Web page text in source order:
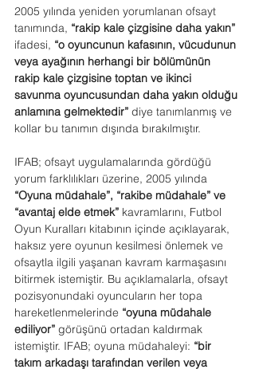
2005 yılında yeniden yorumlanan ofsayt
tanımında, “rakip kale çizgisine daha yakın”
ifadesi, “o oyuncunun kafasının, vücudunun
veya ayağının herhangi bir bölümünün
rakip kale çizgisine toptan ve ikinci
savunma oyuncusundan daha yakın olduğu
anlamına gelmektedir” diye tanımlanmış ve
kollar bu tanımın dışında bırakılmıştır.
IFAB; ofsayt uygulamalarında gördüğü
yorum farklılıkları üzerine, 2005 yılında
“Oyuna müdahale”, “rakibe müdahale” ve
“avantaj elde etmek” kavramlarını, Futbol
Oyun Kuralları kitabının içinde açıklayarak,
haksız yere oyunun kesilmesi önlemek ve
ofsaytla ilgili yaşanan kavram karmaşasını
bitirmek istemiştir. Bu açıklamalarla, ofsayt
pozisyonundaki oyuncuların her topa
hareketlenmelerinde “oyuna müdahale
ediliyor” görüşünü ortadan kaldırmak
istemiştir. IFAB; oyuna müdahaleyi: “bir
takım arkadaşı tarafından verilen veya